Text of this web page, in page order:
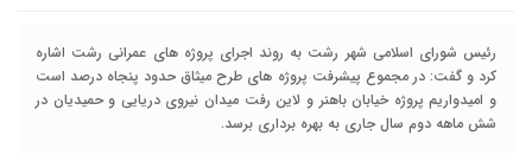
رئیس شورای اسلامی شهر رشت به روند اجرای پروژه های عمرانی رشت اشاره
کرد و گفت: در مجموع پیشرفت پروژه های طرح میثاق حدود پنجاه درصد است
و امیدواریم پروژه خیابان باهنر و لاین رفت میدان نیروی دریایی و حمیدیان در
شش ماهه دوم سال جاری به بهره برداری برسد.